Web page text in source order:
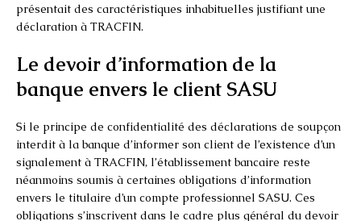
présentait des caractéristiques inhabituelles justifiant une
déclaration à TRACFIN.
Le devoir d’information de la
banque envers le client SASU
Si le principe de confidentialité des déclarations de soupçon
interdit à la banque d’informer son client de l’existence d’un
signalement à TRACFIN, l’établissement bancaire reste
néanmoins soumis à certaines obligations d’information
envers le titulaire d’un compte professionnel SASU. Ces
obligations s’inscrivent dans le cadre plus général du devoir